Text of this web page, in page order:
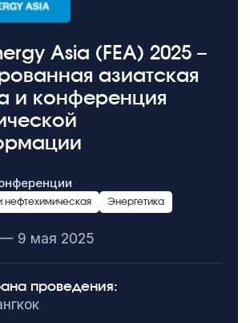
Asia (FEA) 2025 –
азиатская
и конференция
нефтехимическая Энергетика
9 мая 2025
проведения: